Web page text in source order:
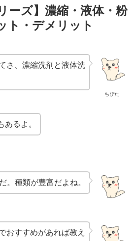
ーズ】濃縮・液体・粉
ト・デメリット
ちびた
さ、濃縮洗剤と液体洗
あるよ。
。種類が豊富だよね。
おすすめがあれば教え